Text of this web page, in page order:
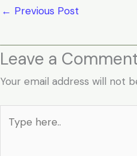
← Previous Post
Leave a
Your email address will not
here..